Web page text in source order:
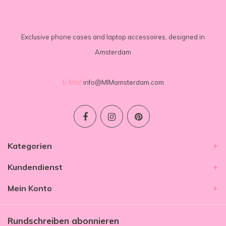
Exclusive phone cases and laptop accessoires, designed in
Amsterdam
E-Mail info@MIMamsterdam.com
Kategorien
Kundendienst
Mein Konto
Rundschreiben abonnieren